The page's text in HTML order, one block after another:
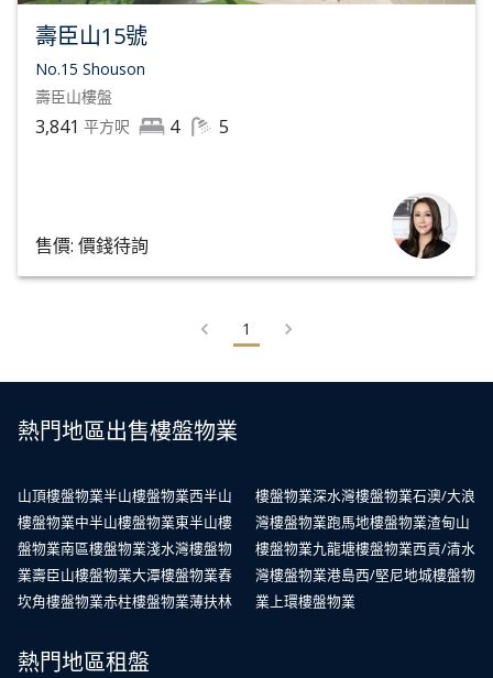
壽臣山15號
No.15 Shouson
壽臣山樓盤
3,841 平方呎 4 5
售價: 價錢待詢
1
熱門地區出售樓盤物業
山頂樓盤物業半山樓盤物業西半山
樓盤物業中半山樓盤物業東半山樓
盤物業南區樓盤物業淺水灣樓盤物
業壽臣山樓盤物業大潭樓盤物業舂
坎角樓盤物業赤柱樓盤物業薄扶林
樓盤物業深水灣樓盤物業石澳/大浪
灣樓盤物業跑馬地樓盤物業渣甸山
樓盤物業九龍塘樓盤物業西貢/清水
灣樓盤物業港島西/堅尼地城樓盤物
業 上環樓盤物業
熱門地區租盤